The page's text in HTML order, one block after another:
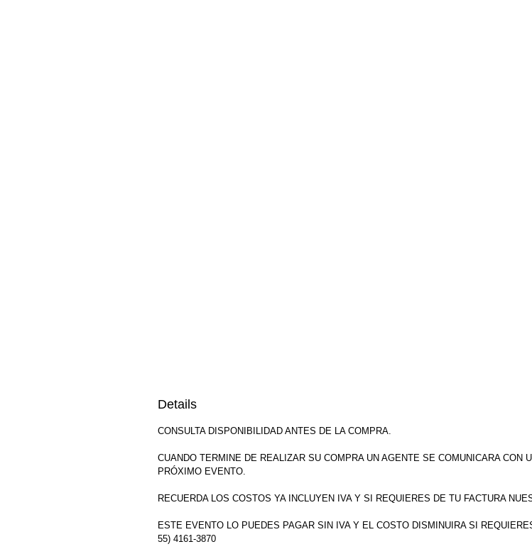
Details
CONSULTA DISPONIBILIDAD ANTES DE LA COMPRA.
CUANDO TERMINE DE REALIZAR SU COMPRA UN AGENTE SE COMUNICARA CON
PRÓXIMO EVENTO.
RECUERDA LOS COSTOS YA INCLUYEN IVA Y SI REQUIERES DE TU FACTURA
ESTE EVENTO LO PUEDES PAGAR SIN IVA Y EL COSTO DISMINUIRA SI
55) 4161-3870